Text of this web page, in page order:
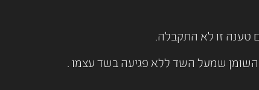
טענה זו לא התקבלה.
השומן שמעל השד ללא פגיעה בשד עצמו .